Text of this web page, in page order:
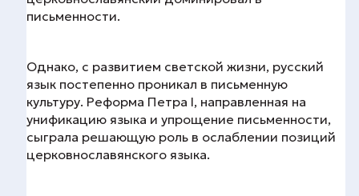
письменности.
Однако, с развитием светской жизни, русский
язык постепенно проникал в письменную
культуру. Реформа Петра I, направленная на
унификацию языка и упрощение письменности,
сыграла решающую роль в ослаблении позиций
церковнославянского языка.